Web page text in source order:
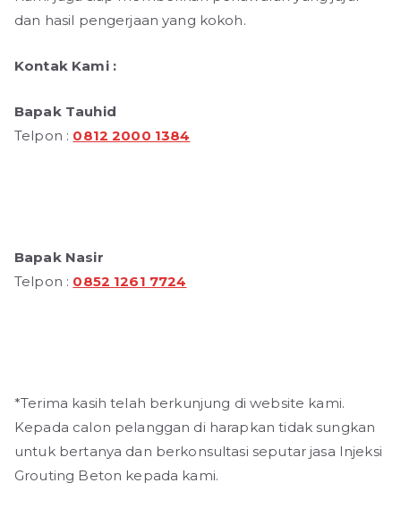
dan hasil pengerjaan yang kokoh.
Kontak Kami :
Bapak Tauhid
Telpon : 0812 2000 1384
Bapak Nasir
Telpon : 0852 1261 7724
*Terima kasih telah berkunjung di website kami.
Kepada calon pelanggan di harapkan tidak sungkan
untuk bertanya dan berkonsultasi seputar jasa Injeksi
Grouting Beton kepada kami.